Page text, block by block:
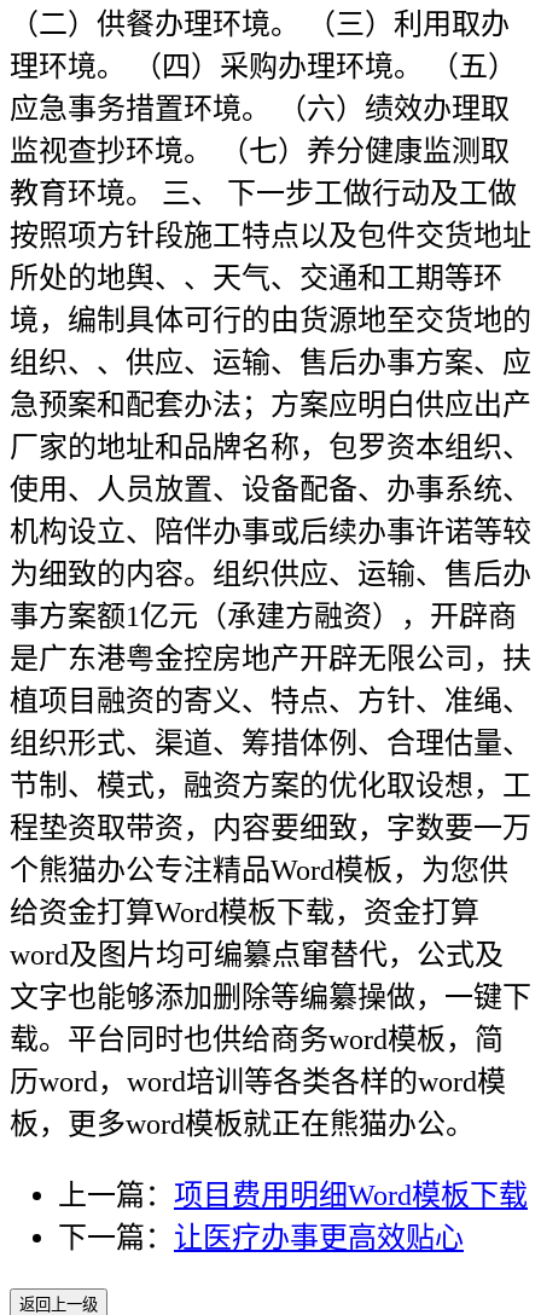
（二）供餐办理环境。 （三）利用取办
理环境。 （四）采购办理环境。 （五）
应急事务措置环境。 （六）绩效办理取
监视查抄环境。 （七）养分健康监测取
教育环境。 三、 下一步工做行动及工做
按照项方针段施工特点以及包件交货地址
所处的地舆、、天气、交通和工期等环
境，编制具体可行的由货源地至交货地的
组织、、供应、运输、售后办事方案、应
急预案和配套办法；方案应明白供应出产
厂家的地址和品牌名称，包罗资本组织、
使用、人员放置、设备配备、办事系统、
机构设立、陪伴办事或后续办事许诺等较
为细致的内容。组织供应、运输、售后办
事方案额1亿元（承建方融资），开辟商
是广东港粤金控房地产开辟无限公司，扶
植项目融资的寄义、特点、方针、准绳、
组织形式、渠道、筹措体例、合理估量、
节制、模式，融资方案的优化取设想，工
程垫资取带资，内容要细致，字数要一万
个熊猫办公专注精品Word模板，为您供
给资金打算Word模板下载，资金打算
word及图片均可编纂点窜替代，公式及
文字也能够添加删除等编纂操做，一键下
载。平台同时也供给商务word模板，简
历word，word培训等各类各样的word模
板，更多word模板就正在熊猫办公。
上一篇： 项目费用明细Word模板下载
下一篇： 让医疗办事更高效贴心
返回上一级